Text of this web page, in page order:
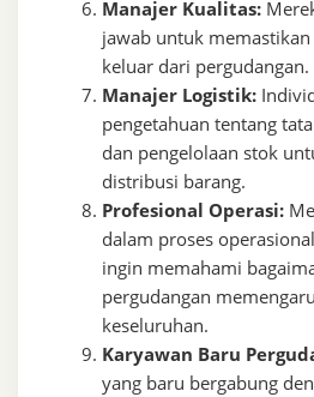
Manajer Kualitas:
jawab untuk
keluar dari pergudangan.
Manajer Logistik:
pengetahuan tentang
dan pengelolaan stok
distribusi barang.
Profesional Operasi:
dalam proses
ingin memahami
pergudangan
keseluruhan.
Karyawan Baru
yang baru bergabung